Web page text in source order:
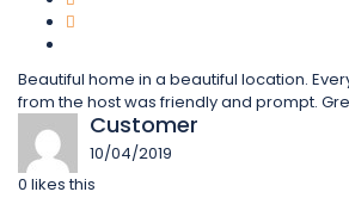
Beautiful home in a beautiful location.
from the host was friendly and prompt.
Customer
10/04/2019
0 likes this